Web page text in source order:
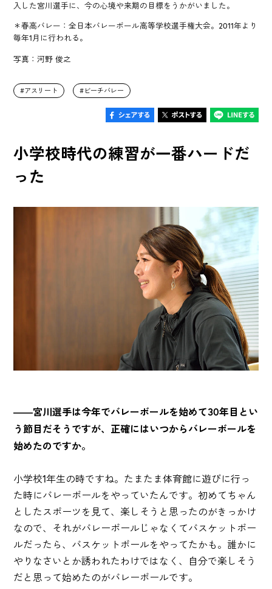
入した宮川選手に、今の心境や来期の目標をうかがいました。
＊春高バレー：全日本バレーボール高等学校選手権大会。2011年より
毎年1月に行われる。
写真：河野 俊之
アスリート ビーチバレー
小学校時代の練習が一番ハードだ
った
――宮川選手は今年でバレーボールを始めて30年目とい
う節目だそうですが、正確にはいつからバレーボールを
始めたのですか。
小学校1年生の時ですね。たまたま体育館に遊びに行っ
た時にバレーボールをやっていたんです。初めてちゃん
としたスポーツを見て、楽しそうと思ったのがきっかけ
なので、それがバレーボールじゃなくてバスケットボー
ルだったら、バスケットボールをやってたかも。誰かに
やりなさいとか誘われたわけではなく、自分で楽しそう
だと思って始めたのがバレーボールです。